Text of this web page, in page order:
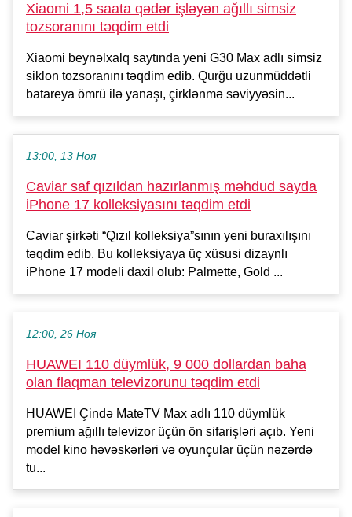
Xiaomi 1,5 saata qədər işləyən ağıllı simsiz
tozsoranını təqdim etdi
Xiaomi beynəlxalq saytında yeni G30 Max adlı simsiz
siklon tozsoranını təqdim edib. Qurğu uzunmüddətli
batareya ömrü ilə yanaşı, çirklənmə səviyyəsin...
13:00, 13 Ноя
Caviar saf qızıldan hazırlanmış məhdud sayda
iPhone 17 kolleksiyasını təqdim etdi
Caviar şirkəti “Qızıl kolleksiya”sının yeni buraxılışını
təqdim edib. Bu kolleksiyaya üç xüsusi dizaynlı
iPhone 17 modeli daxil olub: Palmette, Gold ...
12:00, 26 Ноя
HUAWEI 110 düymlük, 9 000 dollardan baha
olan flaqman televizorunu təqdim etdi
HUAWEI Çində MateTV Max adlı 110 düymlük
premium ağıllı televizor üçün ön sifarişləri açıb. Yeni
model kino həvəskərləri və oyunçular üçün nəzərdə
tu...